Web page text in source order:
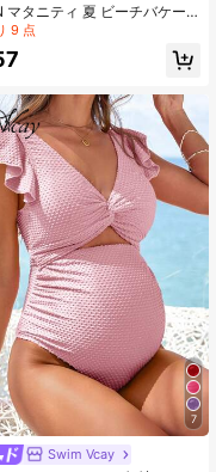
マタニティ 夏 ビーチバケー
優しいタイアップ ギャザー
9 点
7
Swim Vcay